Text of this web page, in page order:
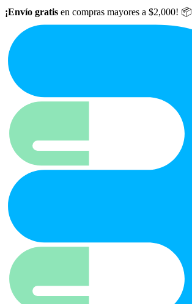
Ir al contenido principal
¡Envío gratis en compras mayores a $2,000! 📦